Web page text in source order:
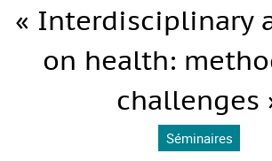
« Interdisciplinary
on health:
challenges
Séminaires